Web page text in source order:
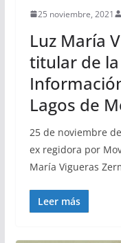
25 noviembre, 2021
Luz María
titular de
Lagos de
25 de noviembre
ex regidora por
María Vigueras
Leer más